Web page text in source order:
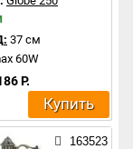
37 см
60W
Р.
Купить
163523